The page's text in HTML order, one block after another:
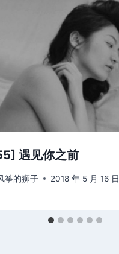
遇见你之前
筝的狮子 2018 年 5 月 16 日